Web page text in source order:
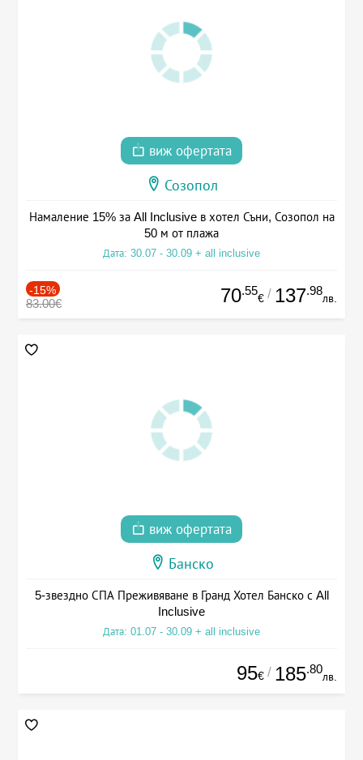
виж офертата
Созопол
Намаление 15% за All Inclusive в хотел Съни, Созопол на
50 м от плажа
Дата: 30.07 - 30.09 + all inclusive
-15%
83.00€ 70.55
€ / 137.98
лв.
виж офертата
Банско
5-звездно СПА Преживяване в Гранд Хотел Банско с All
Inclusive
Дата: 01.07 - 30.09 + all inclusive
95€ / 185.80
лв.